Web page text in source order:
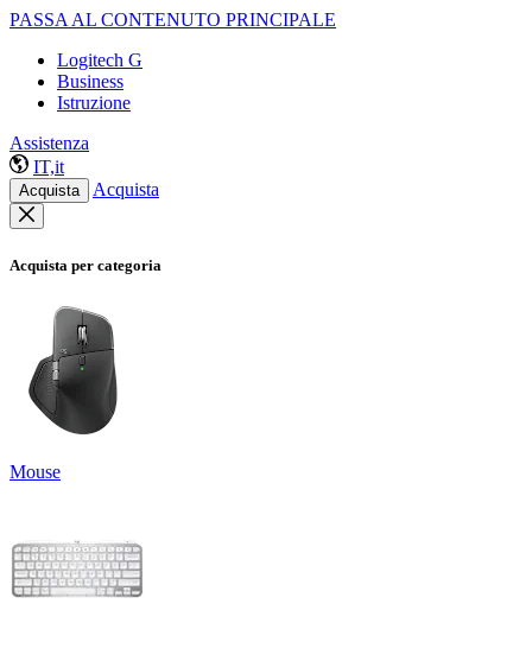
PASSA AL CONTENUTO PRINCIPALE
Logitech G
Business
Istruzione
Assistenza
IT,it
Acquista Acquista
Acquista per categoria
Mouse